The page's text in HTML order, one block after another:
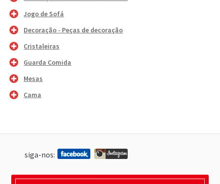
Jogo de Sofá
Decoração - Peças de decoração
Cristaleiras
Guarda Comida
Mesas
Cama
siga-nos: